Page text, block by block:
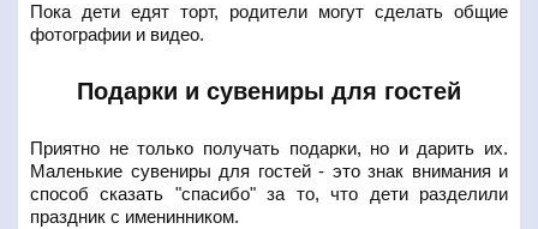
Пока дети едят торт, родители могут сделать общие
фотографии и видео.
Подарки и сувениры для гостей
Приятно не только получать подарки, но и дарить их.
Маленькие сувениры для гостей - это знак внимания и
способ сказать "спасибо" за то, что дети разделили
праздник с именинником.